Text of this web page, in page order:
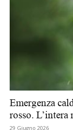
Emergenza
rosso. L’intera
29 Giugno 2026